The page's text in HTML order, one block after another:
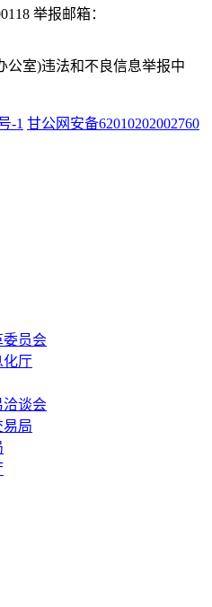
举报邮箱：
公室)违法和不良信息举报中
-1 甘公网安备62010202002760
委员会
化厅
洽谈会
易局